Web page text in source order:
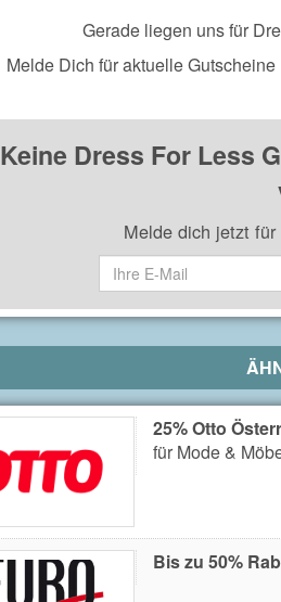
Gerade liegen uns für
Melde Dich für aktuelle
Keine Dress For Less
Melde dich jetzt
25% Otto
für Mode &
Bis zu 50%